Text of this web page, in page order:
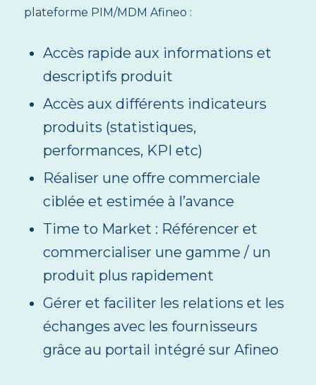
plateforme PIM/MDM Afineo :
Accès rapide aux informations et
descriptifs produit
Accès aux différents indicateurs
produits (statistiques,
performances, KPI etc)
Réaliser une offre commerciale
ciblée et estimée à l’avance
Time to Market : Référencer et
commercialiser une gamme / un
produit plus rapidement
Gérer et faciliter les relations et les
échanges avec les fournisseurs
grâce au portail intégré sur Afineo